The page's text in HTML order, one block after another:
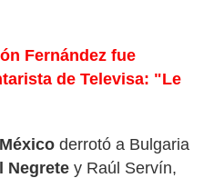
Fernández fue
de Televisa: "Le
México derrotó a Bulgaria
Negrete y Raúl Servín,